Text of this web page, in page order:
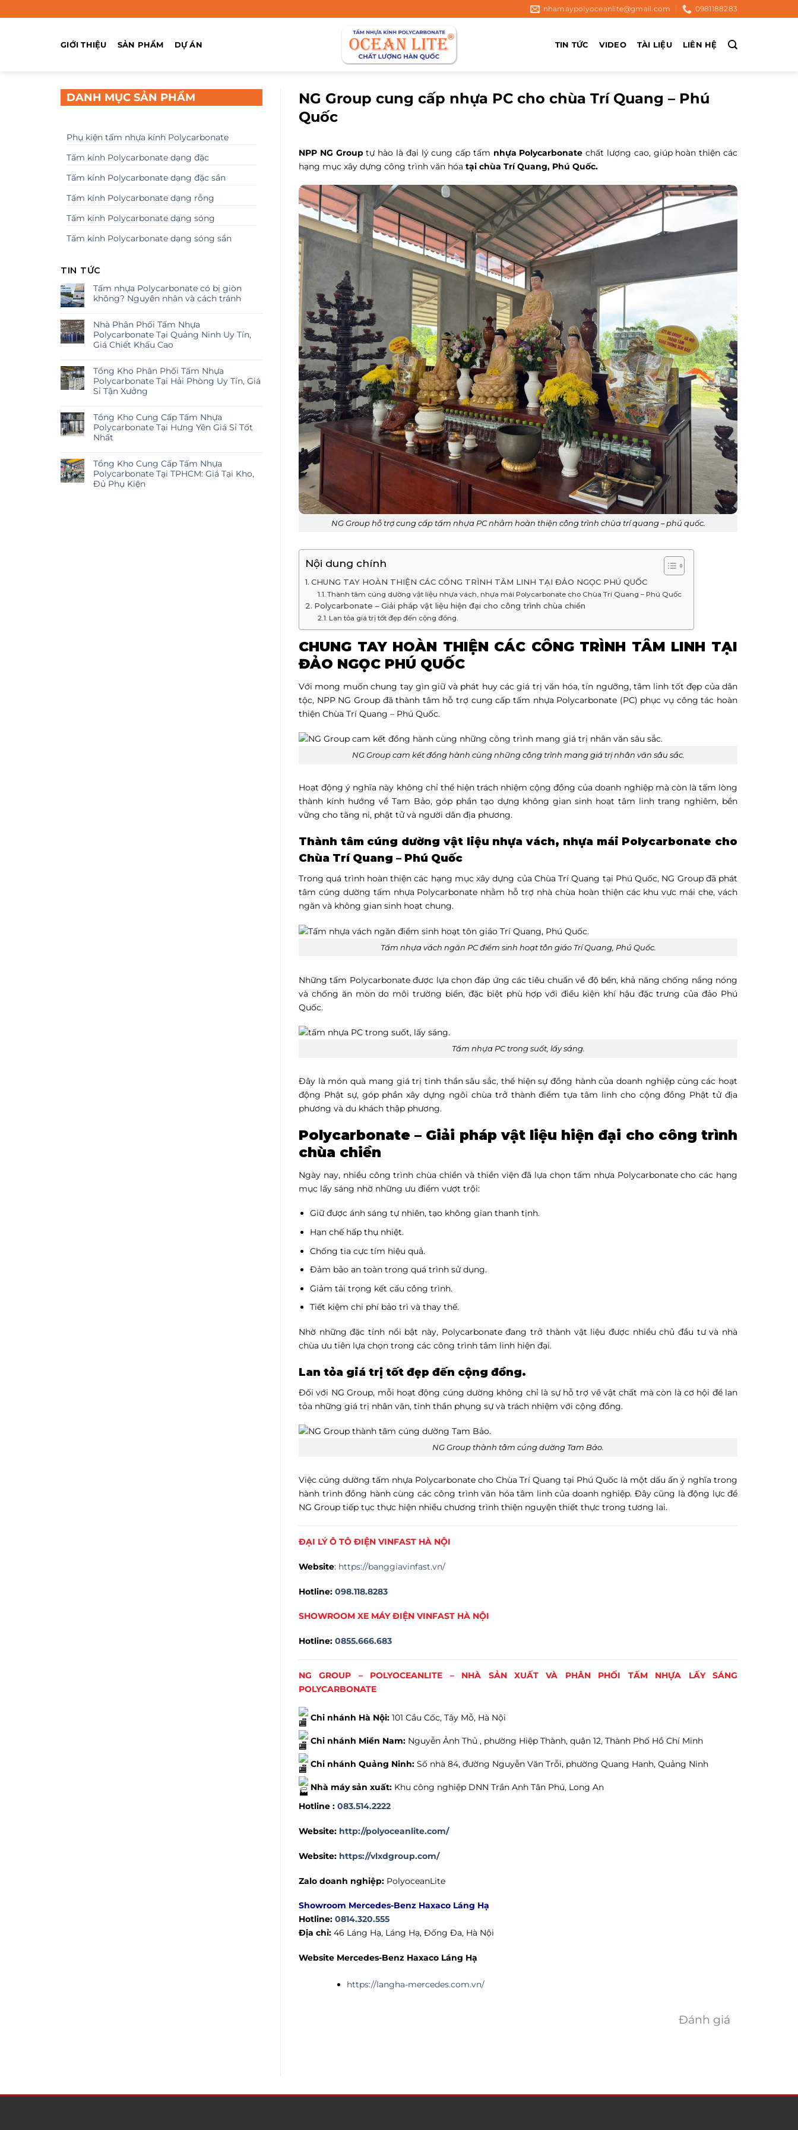
đến
nhamaypolyoceanlite@gmail.com 0981188283
GIỚI THIỆU SẢN PHẨM DỰ ÁN TIN TỨC VIDEO TÀI LIỆU LIÊN HỆ
DANH MỤC SẢN PHẨM
Phụ kiện tấm nhựa kính Polycarbonate
Tấm kính Polycarbonate dạng đặc
Tấm kính Polycarbonate dạng đặc sần
Tấm kính Polycarbonate dạng rỗng
Tấm kính Polycarbonate dạng sóng
Tấm kính Polycarbonate dạng sóng sần
TIN TỨC
Tấm nhựa Polycarbonate có bị giòn
không? Nguyên nhân và cách tránh
Nhà Phân Phối Tấm Nhựa
Polycarbonate Tại Quảng Ninh Uy Tín,
Giá Chiết Khấu Cao
Tổng Kho Phân Phối Tấm Nhựa
Polycarbonate Tại Hải Phòng Uy Tín, Giá
Sỉ Tận Xưởng
Tổng Kho Cung Cấp Tấm Nhựa
Polycarbonate Tại Hưng Yên Giá Sỉ Tốt
Nhất
Tổng Kho Cung Cấp Tấm Nhựa
Polycarbonate Tại TPHCM: Giá Tại Kho,
Đủ Phụ Kiện
NG Group cung cấp nhựa PC cho chùa Trí Quang – Phú
Quốc
NPP NG Grouptự hào là đại lý cung cấp tấm nhựa Polycarbonate chất lượng cao, giúp hoàn thiện các
hạng mục xây dựng công trình văn hóa tại chùa Trí Quang, Phú Quốc.
NG Group hỗ trợ cung cấp tấm nhựa PC nhằm hoàn thiện công trình chùa trí quang – phú quốc.
Nội dung chính
CHUNG TAY HOÀN THIỆN CÁC CÔNG TRÌNH TÂM LINH TẠI ĐẢO NGỌC PHÚ QUỐC
Thành tâm cúng dường vật liệu nhựa vách, nhựa mái Polycarbonate cho Chùa Trí Quang – Phú Quốc
Polycarbonate – Giải pháp vật liệu hiện đại cho công trình chùa chiền
Lan tỏa giá trị tốt đẹp đến cộng đồng.
CHUNG TAY HOÀN THIỆN CÁC CÔNG TRÌNH TÂM LINH TẠI
ĐẢO NGỌC PHÚ QUỐC
Với mong muốn chung tay gìn giữ và phát huy các giá trị văn hóa, tín ngưỡng, tâm linh tốt đẹp của dân
tộc, NPP NG Group đã thành tâm hỗ trợ cung cấp tấm nhựa Polycarbonate (PC) phục vụ công tác hoàn
thiện Chùa Trí Quang – Phú Quốc.
NG Group cam kết đồng hành cùng những công trình mang giá trị nhân văn sâu sắc.
Hoạt động ý nghĩa này không chỉ thể hiện trách nhiệm cộng đồng của doanh nghiệp mà còn là tấm lòng
thành kính hướng về Tam Bảo, góp phần tạo dựng không gian sinh hoạt tâm linh trang nghiêm, bền
vững cho tăng ni, phật tử và người dân địa phương.
Thành tâm cúng dường vật liệu nhựa vách, nhựa mái Polycarbonate cho
Chùa Trí Quang – Phú Quốc
Trong quá trình hoàn thiện các hạng mục xây dựng của Chùa Trí Quang tại Phú Quốc, NG Group đã phát
tâm cúng dường tấm nhựa Polycarbonate nhằm hỗ trợ nhà chùa hoàn thiện các khu vực mái che, vách
ngăn và không gian sinh hoạt chung.
Tấm nhựa vách ngăn PC điểm sinh hoạt tôn giáo Trí Quang, Phú Quốc.
Những tấm Polycarbonate được lựa chọn đáp ứng các tiêu chuẩn về độ bền, khả năng chống nắng nóng
và chống ăn mòn do môi trường biển, đặc biệt phù hợp với điều kiện khí hậu đặc trưng của đảo Phú
Quốc.
Tấm nhựa PC trong suốt, lấy sáng.
Đây là món quà mang giá trị tinh thần sâu sắc, thể hiện sự đồng hành của doanh nghiệp cùng các hoạt
động Phật sự, góp phần xây dựng ngôi chùa trở thành điểm tựa tâm linh cho cộng đồng Phật tử địa
phương và du khách thập phương.
Polycarbonate – Giải pháp vật liệu hiện đại cho công trình
chùa chiền
Ngày nay, nhiều công trình chùa chiền và thiền viện đã lựa chọn tấm nhựa Polycarbonate cho các hạng
mục lấy sáng nhờ những ưu điểm vượt trội:
Giữ được ánh sáng tự nhiên, tạo không gian thanh tịnh.
Hạn chế hấp thụ nhiệt.
Chống tia cực tím hiệu quả.
Đảm bảo an toàn trong quá trình sử dụng.
Giảm tải trọng kết cấu công trình.
Tiết kiệm chi phí bảo trì và thay thế.
Nhờ những đặc tính nổi bật này, Polycarbonate đang trở thành vật liệu được nhiều chủ đầu tư và nhà
chùa ưu tiên lựa chọn trong các công trình tâm linh hiện đại.
Lan tỏa giá trị tốt đẹp đến cộng đồng.
Đối với NG Group, mỗi hoạt động cúng dường không chỉ là sự hỗ trợ về vật chất mà còn là cơ hội để lan
tỏa những giá trị nhân văn, tinh thần phụng sự và trách nhiệm với cộng đồng.
NG Group thành tâm cúng dường Tam Bảo.
Việc cúng dường tấm nhựa Polycarbonate cho Chùa Trí Quang tại Phú Quốc là một dấu ấn ý nghĩa trong
hành trình đồng hành cùng các công trình văn hóa tâm linh của doanh nghiệp. Đây cũng là động lực để
NG Group tiếp tục thực hiện nhiều chương trình thiện nguyện thiết thực trong tương lai.
ĐẠI LÝ Ô TÔ ĐIỆN VINFAST HÀ NỘI
Website: https://banggiavinfast.vn/
Hotline: 098.118.8283
SHOWROOM XE MÁY ĐIỆN VINFAST HÀ NỘI
Hotline: 0855.666.683
NG GROUP – POLYOCEANLITE – NHÀ SẢN XUẤT VÀ PHÂN PHỐI TẤM NHỰA LẤY SÁNG
POLYCARBONATE
Chi nhánh Hà Nội: 101 Cầu Cốc, Tây Mỗ, Hà Nội
Chi nhánh Miền Nam: Nguyễn Ảnh Thủ , phường Hiệp Thành, quận 12, Thành Phố Hồ Chí Minh
Chi nhánh Quảng Ninh: Số nhà 84, đường Nguyễn Văn Trỗi, phường Quang Hanh, Quảng Ninh
Nhà máy sản xuất: Khu công nghiệp DNN Trần Anh Tân Phú, Long An
Hotline : 083.514.2222
Website: http://polyoceanlite.com/
Website: https://vlxdgroup.com/
Zalo doanh nghiệp: PolyoceanLite
Showroom Mercedes-Benz Haxaco Láng Hạ
Hotline: 0814.320.555
Địa chỉ: 46 Láng Hạ, Láng Hạ, Đống Đa, Hà Nội
Website Mercedes-Benz Haxaco Láng Hạ
https://langha-mercedes.com.vn/
Đánh giá